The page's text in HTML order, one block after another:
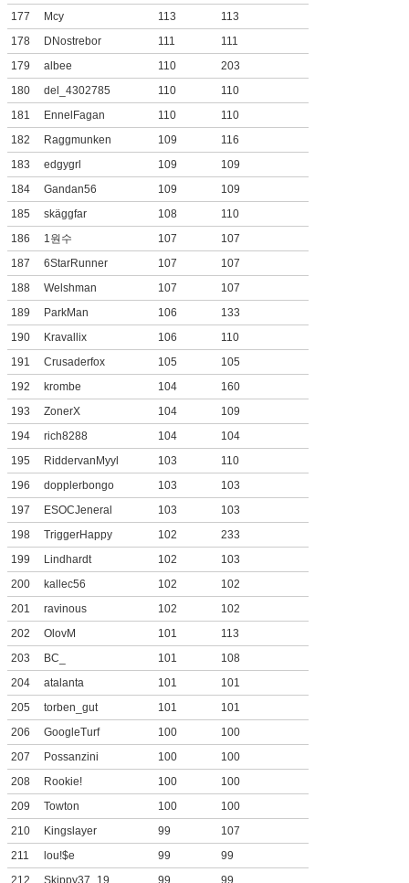
177
Mcy 113
113
178
DNostrebor 111
111
179
albee 110
203
180
del_4302785 110
110
181
EnnelFagan 110
110
182
Raggmunken 109
116
183
edgygrl 109
109
184
Gandan56 109
109
185
skäggfar 108
110
186
1원수 107
107
187
6StarRunner 107
107
188
Welshman 107
107
189
ParkMan 106
133
190
Kravallix 106
110
191
Crusaderfox 105
105
192
krombe 104
160
193
ZonerX 104
109
194
rich8288 104
104
195
RiddervanMyyl 103
110
196
dopplerbongo 103
103
197
ESOCJeneral 103
103
198
TriggerHappy 102
233
199
Lindhardt 102
103
200
kallec56 102
102
201
ravinous 102
102
202
OlovM 101
113
203
BC_ 101
108
204
atalanta 101
101
205
torben_gut 101
101
206
GoogleTurf 100
100
207
Possanzini 100
100
208
Rookie! 100
100
209
Towton 100
100
210
Kingslayer 99
107
211
lou!$e 99
99
212
Skippy37_19 99 99